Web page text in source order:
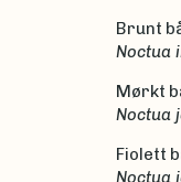
Brunt
Mørkt
Fiolett
Noctua